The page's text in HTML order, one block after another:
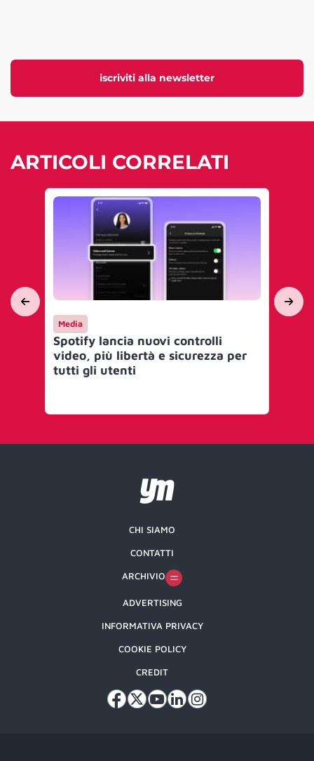
iscriviti alla newsletter
ARTICOLI CORRELATI
Media
Spotify lancia nuovi controlli
video, più libertà e sicurezza per
tutti gli utenti
CHI SIAMO
CONTATTI
ARCHIVIO
ADVERTISING
INFORMATIVA PRIVACY
COOKIE POLICY
CREDIT